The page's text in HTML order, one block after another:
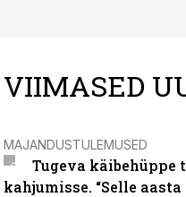
VIIMASED
MAJANDUSTULEMUSED
Tugeva käibehüppe
kahjumisse. “Selle